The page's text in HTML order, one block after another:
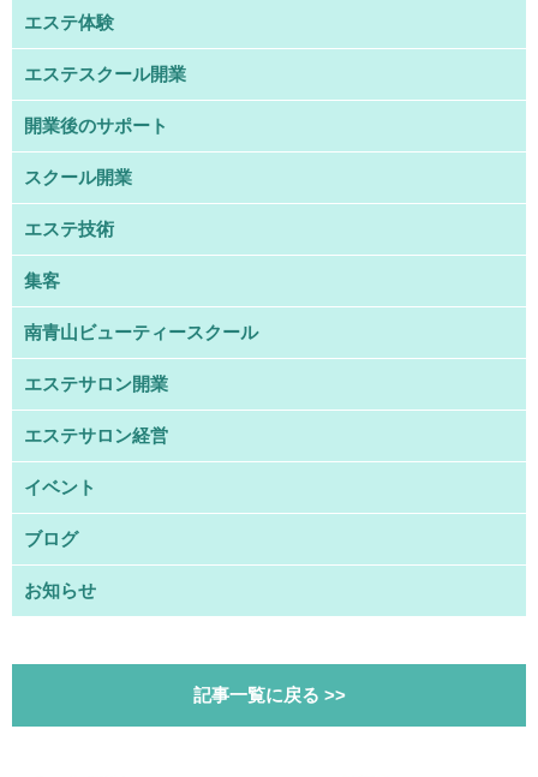
エステ体験
エステスクール開業
開業後のサポート
スクール開業
エステ技術
集客
南青山ビューティースクール
エステサロン開業
エステサロン経営
イベント
ブログ
お知らせ
記事一覧に戻る >>